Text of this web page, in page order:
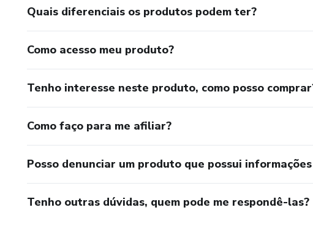
Quais diferenciais os produtos podem ter?
Como acesso meu produto?
Tenho interesse neste produto, como posso
Como faço para me afiliar?
Posso denunciar um produto que possui
Tenho outras dúvidas, quem pode me respondê-las?